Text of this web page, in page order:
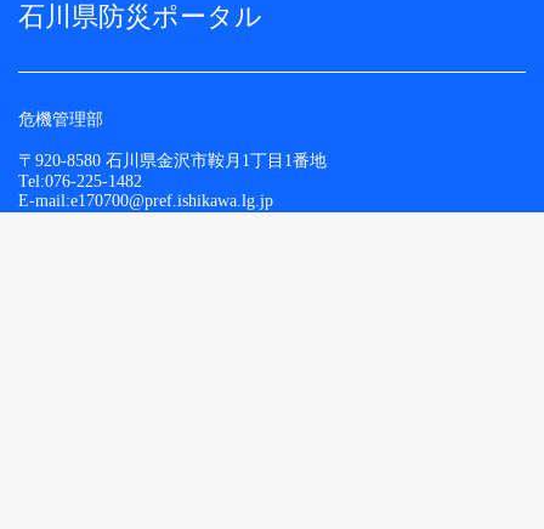
石川県防災ポータル
危機管理部
〒920-8580 石川県金沢市鞍月1丁目1番地
Tel:076-225-1482
E-mail:e170700@pref.ishikawa.lg.jp